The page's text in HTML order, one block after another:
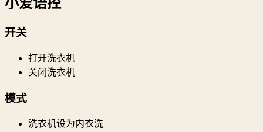
开关
打开洗衣机
关闭洗衣机
模式
洗衣机设为内衣洗